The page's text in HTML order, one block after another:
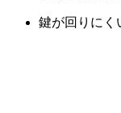
鍵が回りにく